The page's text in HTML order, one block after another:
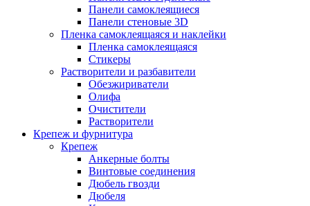
Панели самоклеящиеся
Панели стеновые 3D
Пленка самоклеящаяся и наклейки
Пленка самоклеящаяся
Стикеры
Растворители и разбавители
Обезжириватели
Олифа
Очистители
Растворители
Крепеж и фурнитура
Крепеж
Анкерные болты
Винтовые соединения
Дюбель гвозди
Дюбеля